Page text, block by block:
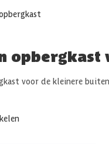
voor de kleinere